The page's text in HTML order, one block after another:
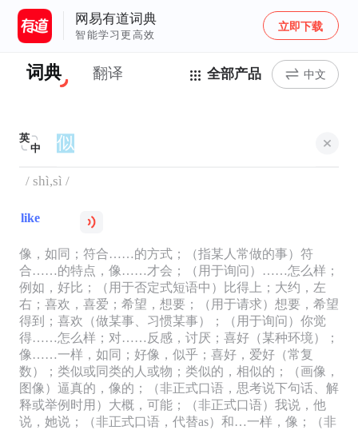
网易有道词典
智能学习更高效
立即下载
词典 翻译 全部产品 中文
英
中
/ shì,sì /
like
像，如同；符合……的方式；（指某人常做的事）符
合……的特点，像……才会；（用于询问）……怎么样；
例如，好比；（用于否定式短语中）比得上；大约，左
右；喜欢，喜爱；希望，想要；（用于请求）想要，希望
得到；喜欢（做某事、习惯某事）；（用于询问）你觉
得……怎么样；对……反感，讨厌；喜好（某种环境）；
像……一样，如同；好像，似乎；喜好，爱好（常复
数）；类似或同类的人或物；类似的，相似的；（画像，
图像）逼真的，像的；（非正式口语，思考说下句话、解
释或举例时用）大概，可能；（非正式口语）我说，他
说，她说；（非正式口语，代替as）和…一样，像；（非